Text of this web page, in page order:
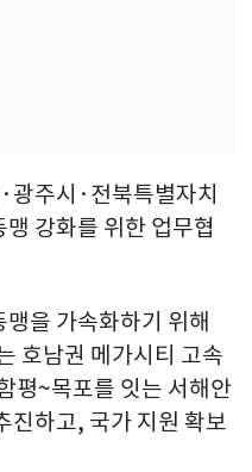
광주시·전북특별자치
강화를 위한 업무협
을 가속화하기 위해
호남권 메가시티 고속
평~목포를 잇는 서해안
진하고, 국가 지원 확보